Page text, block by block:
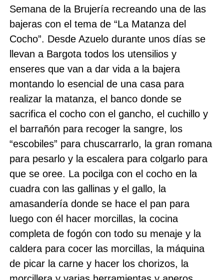
Semana de la Brujería recreando una de las
bajeras con el tema de “La Matanza del
Cocho”. Desde Azuelo durante unos días se
llevan a Bargota todos los utensilios y
enseres que van a dar vida a la bajera
montando lo esencial de una casa para
realizar la matanza, el banco donde se
sacrifica el cocho con el gancho, el cuchillo y
el barrañón para recoger la sangre, los
“escobiles” para chuscarrarlo, la gran romana
para pesarlo y la escalera para colgarlo para
que se oree. La pocilga con el cocho en la
cuadra con las gallinas y el gallo, la
amasandería donde se hace el pan para
luego con él hacer morcillas, la cocina
completa de fogón con todo su menaje y la
caldera para cocer las morcillas, la máquina
de picar la carne y hacer los chorizos, la